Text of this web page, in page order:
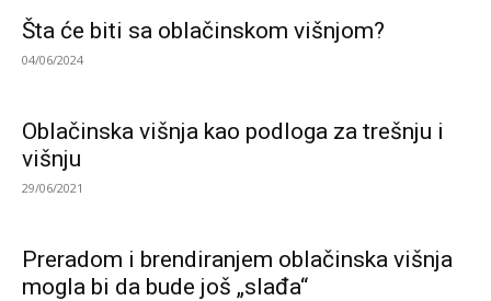
Šta će biti sa oblačinskom višnjom?
04/06/2024
Oblačinska višnja kao podloga za trešnju i
višnju
29/06/2021
Preradom i brendiranjem oblačinska višnja
mogla bi da bude još „slađa“